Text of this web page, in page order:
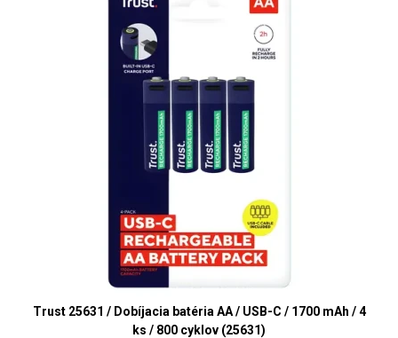
Trust 25631 / Dobíjacia batéria AA / USB-C / 1700 mAh / 4
ks / 800 cyklov (25631)